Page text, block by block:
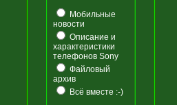
Мобильные
новости
Описание и
характеристики
телефонов Sony
Файловый
архив
Всё вместе :-)